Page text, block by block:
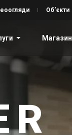
Об’єкти
Магазин